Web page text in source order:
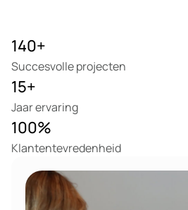
Succesvolle projecten
140+
Jaar ervaring
15+
Klantentevredenheid
100%